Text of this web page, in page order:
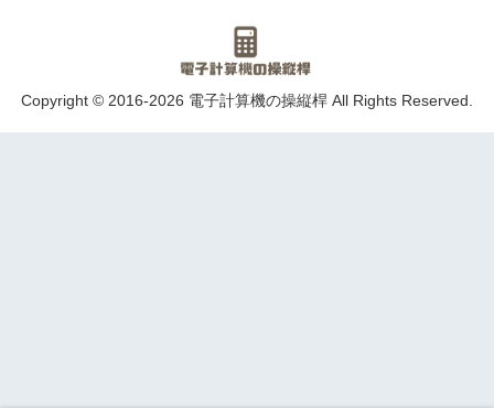
Copyright © 2016-2026 電子計算機の操縦桿 All Rights Reserved.